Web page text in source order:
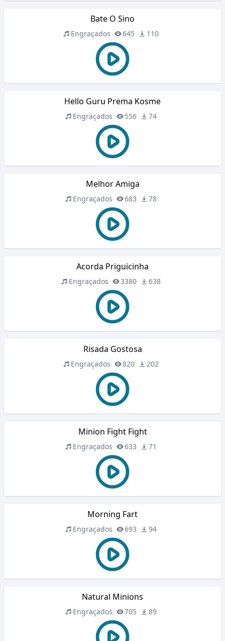
Bate O Sino
Engraçados 645 110
Hello Guru Prema Kosme
Engraçados 556 74
Melhor Amiga
Engraçados 683 78
Acorda Priguicinha
Engraçados 3380 638
Risada Gostosa
Engraçados 820 202
Minion Fight Fight
Engraçados 633 71
Morning Fart
Engraçados 693 94
Natural Minions
Engraçados 705 89